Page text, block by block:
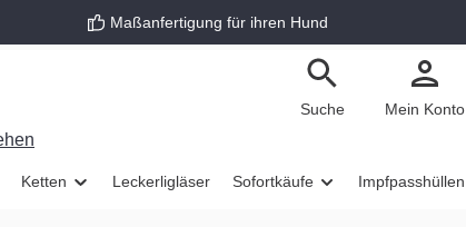
Maßanfertigung für ihren Hund
Suche Mein Konto
Ketten Leckerligläser Sofortkäufe Impfpasshüllen